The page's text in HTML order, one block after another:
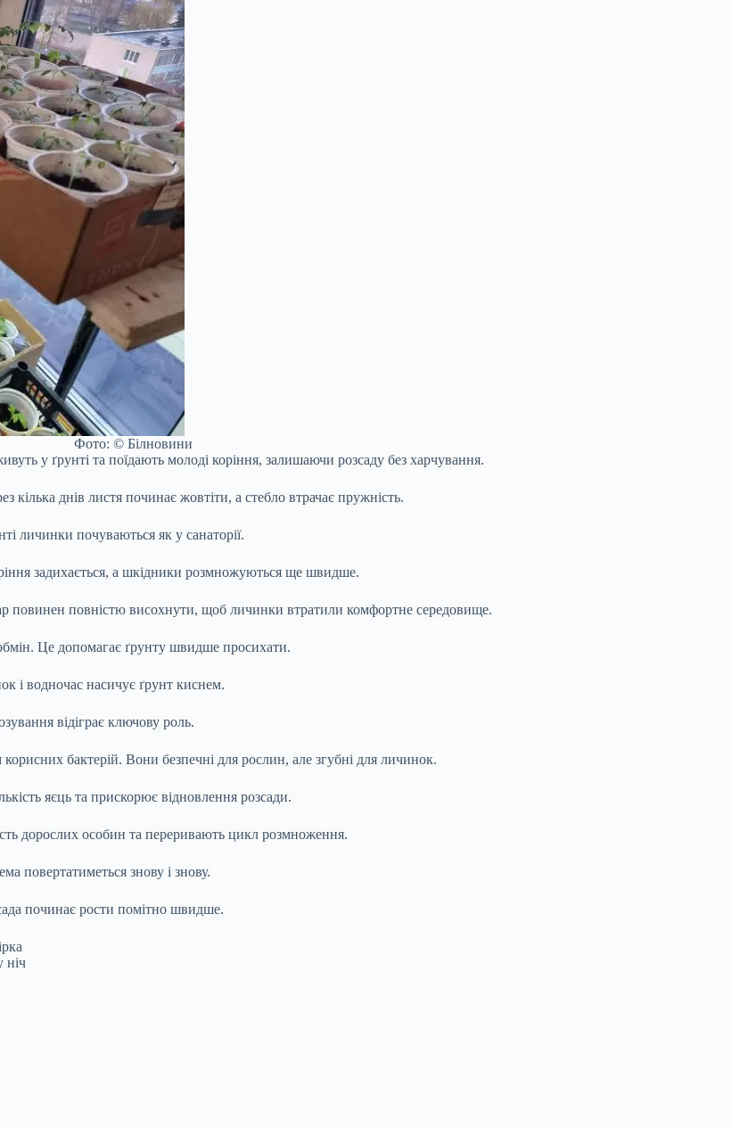
Фото: © Білновини
у ґрунті та поїдають молоді коріння, залишаючи розсаду без харчування.
днів листя починає жовтіти, а стебло втрачає пружність.
личинки почуваються як у санаторії.
задихається, а шкідники розмножуються ще швидше.
повинен повністю висохнути, щоб личинки втратили комфортне середовище.
Це допомагає ґрунту швидше просихати.
і водночас насичує ґрунт киснем.
відіграє ключову роль.
бактерій. Вони безпечні для рослин, але згубні для личинок.
яєць та прискорює відновлення розсади.
дорослих особин та переривають цикл розмноження.
повертатиметься знову і знову.
починає рости помітно швидше.
ніч